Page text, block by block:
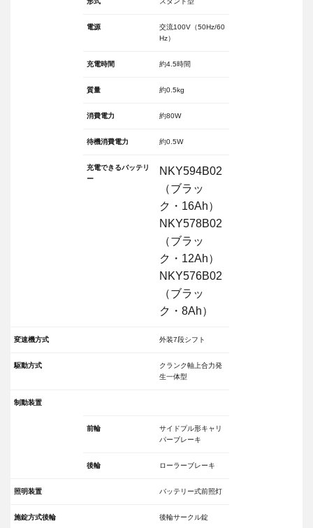
電源
交流100V（50Hz/60
Hz）
充電時間 約4.5時間
質量 約0.5kg
消費電力 約80W
待機消費電力 約0.5W
充電できるバッテリ
ー
NKY594B02
（ブラッ
ク・16Ah）
NKY578B02
（ブラッ
ク・12Ah）
NKY576B02
（ブラッ
ク・8Ah）
変速機方式 外装7段シフト
駆動方式
クランク軸上合力発
生一体型
制動装置
前輪
サイドプル形キャリ
パーブレーキ
後輪 ローラーブレーキ
照明装置 バッテリー式前照灯
施錠方式後輪 後輪サークル錠